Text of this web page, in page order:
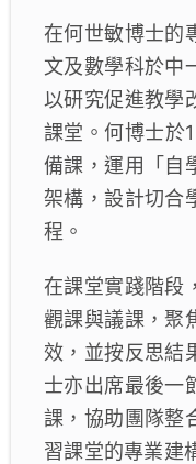
在何世敏博士的
文及數學科於中
以研究促進教學
課堂。何博士於
備課，運用「自
架構，設計切合
程。
在課堂實踐階段
觀課與議課，聚
效，並按反思結
士亦出席最後一
課，協助團隊整
習課堂的專業建